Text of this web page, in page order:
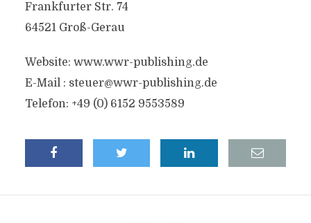
Frankfurter Str. 74
64521 Groß-Gerau
Website: www.wwr-publishing.de
E-Mail : steuer@wwr-publishing.de
Telefon: +49 (0) 6152 9553589